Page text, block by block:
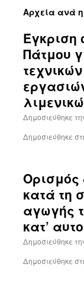
Αρχεία ανά
Έγκριση
Πάτμου
Δημοσιεύθηκε
Δημοσιεύθηκε
Ορισμός
κατά τη
αγωγής
κατ’
Δημοσιεύθηκε
Δημοσιεύθηκε